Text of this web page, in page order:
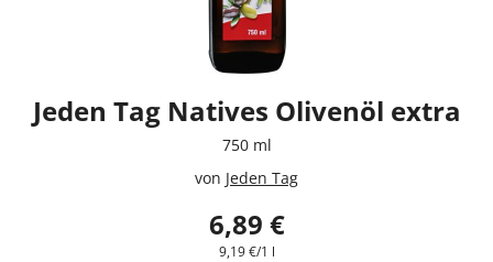
Jeden Tag Natives Olivenöl extra
750 ml
von Jeden Tag
6,89 €
9,19 €/1 l